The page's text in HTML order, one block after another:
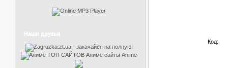
Наши друзья
Код: